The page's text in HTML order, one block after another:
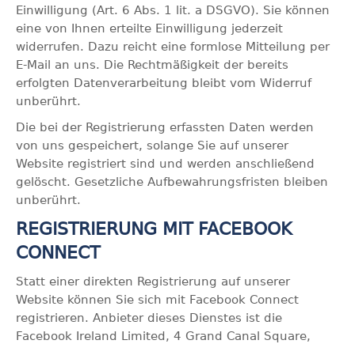
Einwilligung (Art. 6 Abs. 1 lit. a DSGVO). Sie können
eine von Ihnen erteilte Einwilligung jederzeit
widerrufen. Dazu reicht eine formlose Mitteilung per
E-Mail an uns. Die Rechtmäßigkeit der bereits
erfolgten Datenverarbeitung bleibt vom Widerruf
unberührt.
Die bei der Registrierung erfassten Daten werden
von uns gespeichert, solange Sie auf unserer
Website registriert sind und werden anschließend
gelöscht. Gesetzliche Aufbewahrungsfristen bleiben
unberührt.
REGISTRIERUNG MIT FACEBOOK
CONNECT
Statt einer direkten Registrierung auf unserer
Website können Sie sich mit Facebook Connect
registrieren. Anbieter dieses Dienstes ist die
Facebook Ireland Limited, 4 Grand Canal Square,